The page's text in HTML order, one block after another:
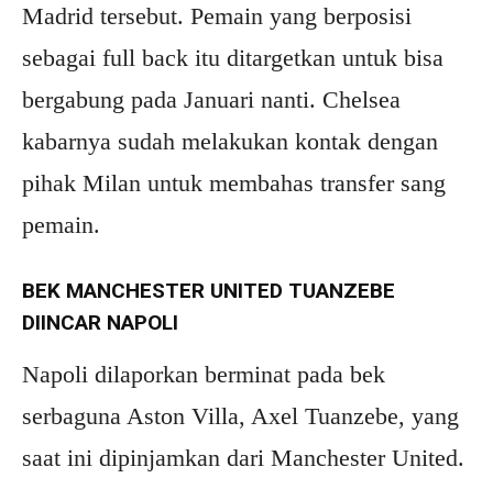
Madrid tersebut. Pemain yang berposisi
sebagai full back itu ditargetkan untuk bisa
bergabung pada Januari nanti. Chelsea
kabarnya sudah melakukan kontak dengan
pihak Milan untuk membahas transfer sang
pemain.
BEK MANCHESTER UNITED TUANZEBE
DIINCAR NAPOLI
Napoli dilaporkan berminat pada bek
serbaguna Aston Villa, Axel Tuanzebe, yang
saat ini dipinjamkan dari Manchester United.